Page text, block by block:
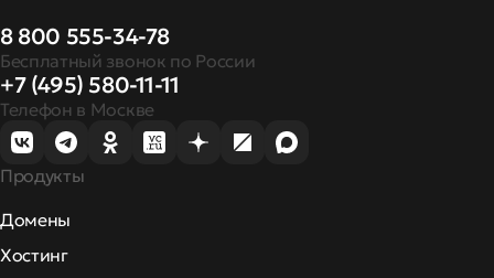
8 800 555-34-78
Бесплатный звонок по России
+7 (495) 580-11-11
Телефон в Москве
Продукты
Домены
Хостинг